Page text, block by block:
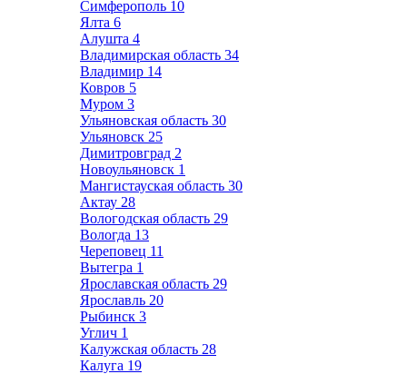
Симферополь 10
Ялта 6
Алушта 4
Владимирская область 34
Владимир 14
Ковров 5
Муром 3
Ульяновская область 30
Ульяновск 25
Димитровград 2
Новоульяновск 1
Мангистауская область 30
Актау 28
Вологодская область 29
Вологда 13
Череповец 11
Вытегра 1
Ярославская область 29
Ярославль 20
Рыбинск 3
Углич 1
Калужская область 28
Калуга 19